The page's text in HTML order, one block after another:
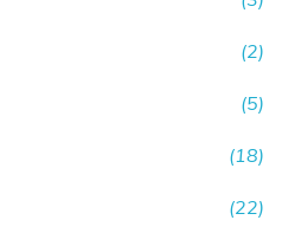
(2)
(5)
(18)
(22)